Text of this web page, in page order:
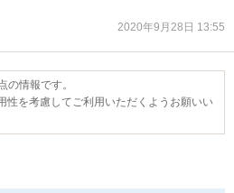
2020年9月28日 13:55
の情報です。
性を考慮してご利用いただくようお願いい